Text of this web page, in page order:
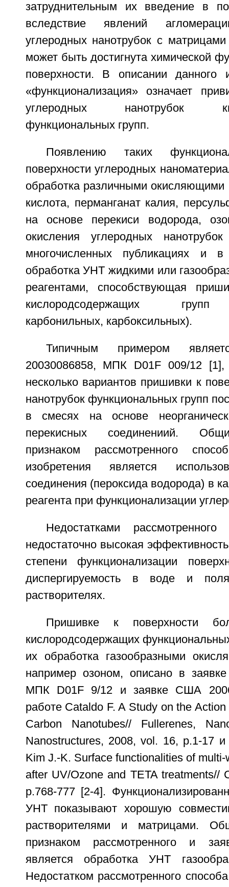
затруднительным их введение в
вследствие явлений
углеродных нанотрубок с
может быть достигнута химической
поверхности. В описании данного
«функционализация» означает
углеродных нанотрубок
функциональных групп.
Появлению таких
поверхности углеродных
обработка различными окисляющими
кислота, перманганат калия,
на основе перекиси водорода,
окисления углеродных
многочисленных публикациях и
обработка УНТ жидкими или
реагентами, способствующая
кислородсодержащих групп
карбонильных, карбоксильных).
Типичным примером
20030086858, МПК D01F 009/12 [1],
несколько вариантов пришивки к
нанотрубок функциональных групп
в смесях на основе
перекисных соединениий.
признаком рассмотренного
изобретения является
соединения (пероксида водорода) в
реагента при функционализации
Недостатками
недостаточно высокая
степени функционализации
диспергируемость в воде и
растворителях.
Пришивке к поверхности
кислородсодержащих
их обработка газообразными
например озоном, описано в
МПК D01F 9/12 и заявке США
работе Cataldo F. A Study on the
Carbon Nanotubes// Fullerenes,
Nanostructures, 2008, vol. 16, p.1-17
Kim J.-K. Surface functionalities of
after UV/Ozone and TETA treatments//
p.768-777 [2-4].
УНТ показывают хорошую
растворителями и матрицами.
признаком рассмотренного и
является обработка УНТ
Недостатком рассмотренного